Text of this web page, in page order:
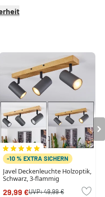
-10 % EXTRA SICHERN
Javel Deckenleuchte Holzoptik,
Schwarz, 3-flammig
29,99 €UVP:49,99 €